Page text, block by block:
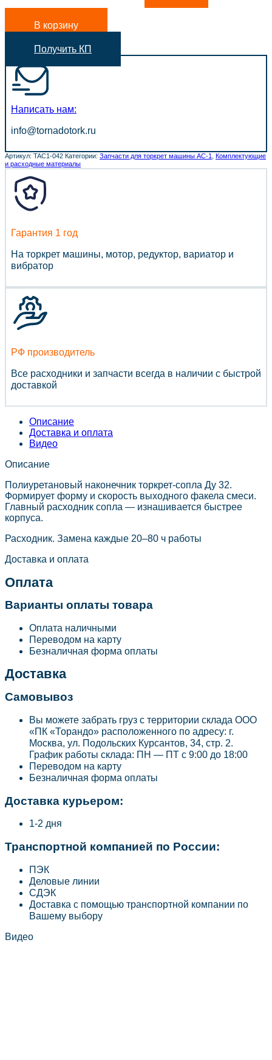
В корзину
Получить КП
Написать нам:
info@tornadotork.ru
Артикул: TAC1-042 Категории: Запчасти для торкрет машины АС-1, Комплектующие
и расходные материалы
Гарантия 1 год
На торкрет машины, мотор, редуктор, вариатор и
вибратор
РФ производитель
Все расходники и запчасти всегда в наличии с быстрой
доставкой
Описание
Доставка и оплата
Видео
Описание
Полиуретановый наконечник торкрет-сопла Ду 32.
Формирует форму и скорость выходного факела смеси.
Главный расходник сопла — изнашивается быстрее
корпуса.
Расходник. Замена каждые 20–80 ч работы
Доставка и оплата
Оплата
Варианты оплаты товара
Оплата наличными
Переводом на карту
Безналичная форма оплаты
Доставка
Самовывоз
Вы можете забрать груз с территории склада ООО
«ПК «Торандо» расположенного по адресу: г.
Москва, ул. Подольских Курсантов, 34, стр. 2.
График работы склада: ПН — ПТ с 9:00 до 18:00
Переводом на карту
Безналичная форма оплаты
Доставка курьером:
1-2 дня
Транспортной компанией по России:
ПЭК
Деловые линии
СДЭК
Доставка с помощью транспортной компании по
Вашему выбору
Видео